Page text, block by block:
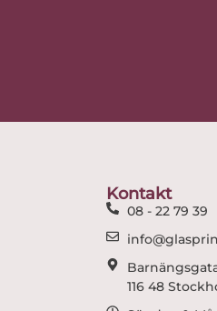
Kontakt
08 - 22 79 39
116 48